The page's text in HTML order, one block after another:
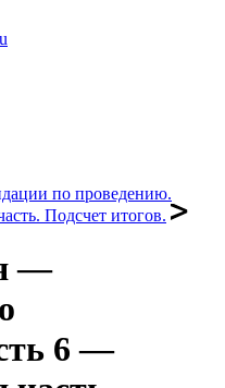
по проведению.
Подсчет итогов.
—
6 —